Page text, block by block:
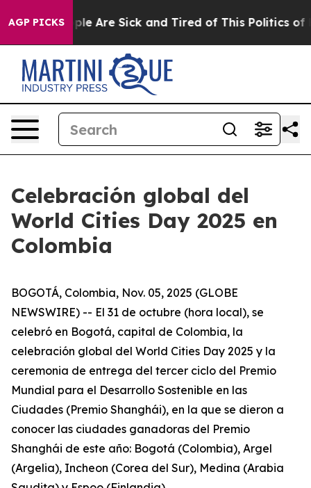
AGP PICKS
“People Are Sick and Tired of This Politics of
Celebración global del
World Cities Day 2025 en
Colombia
BOGOTÁ, Colombia, Nov. 05, 2025 (GLOBE
NEWSWIRE) -- El 31 de octubre (hora local), se
celebró en Bogotá, capital de Colombia, la
celebración global del World Cities Day 2025 y la
ceremonia de entrega del tercer ciclo del Premio
Mundial para el Desarrollo Sostenible en las
Ciudades (Premio Shanghái), en la que se dieron a
conocer las ciudades ganadoras del Premio
Shanghái de este año: Bogotá (Colombia), Argel
(Argelia), Incheon (Corea del Sur), Medina (Arabia